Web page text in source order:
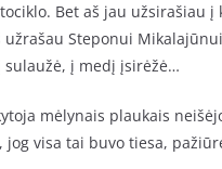
Bet aš jau užsirašiau
Steponui
sulaužė, į medį įsirėžė…
mėlynais plaukais
visa tai buvo tiesa,